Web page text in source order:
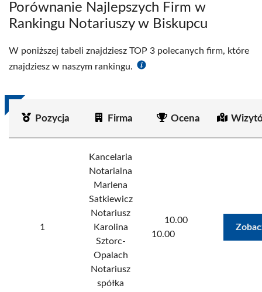
Porównanie Najlepszych Firm w
Rankingu Notariuszy w Biskupcu
W poniższej tabeli znajdziesz TOP 3 polecanych firm, które
znajdziesz w naszym rankingu.
Pozycja Firma Ocena
1
Kancelaria
Notarialna
Marlena
Satkiewicz
Notariusz
Karolina
Sztorc-
Opalach
Notariusz
spółka
10.00
10.00